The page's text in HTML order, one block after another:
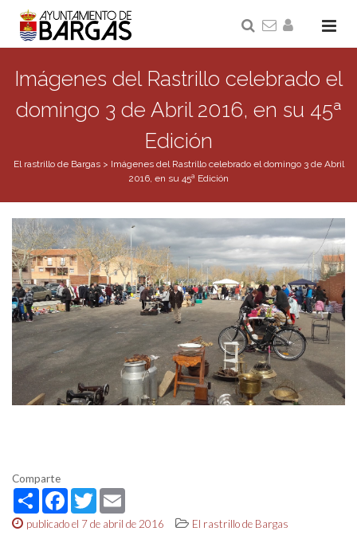
Imágenes del Rastrillo celebrado el
domingo 3 de Abril 2016, en su 45ª
Edición
El rastrillo de Bargas> Imágenes del Rastrillo celebrado el domingo 3 de Abril
2016, en su 45ª Edición
Comparte
ShareFacebook
Twitter
publicado el 7 de abril de 2016 El rastrillo de Bargas